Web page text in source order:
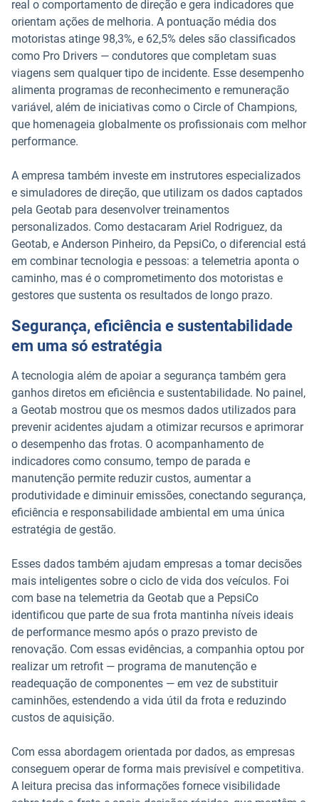
real o comportamento de direção e gera indicadores que
orientam ações de melhoria. A pontuação média dos
motoristas atinge 98,3%, e 62,5% deles são classificados
como Pro Drivers — condutores que completam suas
viagens sem qualquer tipo de incidente. Esse desempenho
alimenta programas de reconhecimento e remuneração
variável, além de iniciativas como o Circle of Champions,
que homenageia globalmente os profissionais com melhor
performance.
A empresa também investe em instrutores especializados
e simuladores de direção, que utilizam os dados captados
pela Geotab para desenvolver treinamentos
personalizados. Como destacaram Ariel Rodriguez, da
Geotab, e Anderson Pinheiro, da PepsiCo, o diferencial está
em combinar tecnologia e pessoas: a telemetria aponta o
caminho, mas é o comprometimento dos motoristas e
gestores que sustenta os resultados de longo prazo.
Segurança, eficiência e sustentabilidade
em uma só estratégia
A tecnologia além de apoiar a segurança também gera
ganhos diretos em eficiência e sustentabilidade. No painel,
a Geotab mostrou que os mesmos dados utilizados para
prevenir acidentes ajudam a otimizar recursos e aprimorar
o desempenho das frotas. O acompanhamento de
indicadores como consumo, tempo de parada e
manutenção permite reduzir custos, aumentar a
produtividade e diminuir emissões, conectando segurança,
eficiência e responsabilidade ambiental em uma única
estratégia de gestão.
Esses dados também ajudam empresas a tomar decisões
mais inteligentes sobre o ciclo de vida dos veículos. Foi
com base na telemetria da Geotab que a PepsiCo
identificou que parte de sua frota mantinha níveis ideais
de performance mesmo após o prazo previsto de
renovação. Com essas evidências, a companhia optou por
realizar um retrofit — programa de manutenção e
readequação de componentes — em vez de substituir
caminhões, estendendo a vida útil da frota e reduzindo
custos de aquisição.
Com essa abordagem orientada por dados, as empresas
conseguem operar de forma mais previsível e competitiva.
A leitura precisa das informações fornece visibilidade